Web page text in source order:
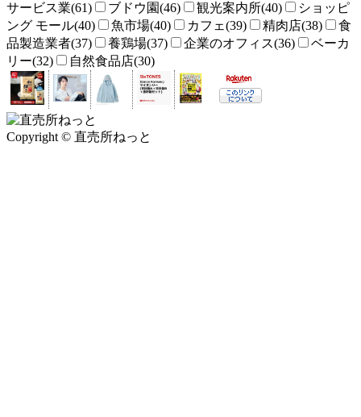
サービス業(61)
ブドウ園(46) 観光案内所(40)
ショッピ
ング モール(40)
魚市場(40) カフェ(39) 精肉店(38)
食
品製造業者(37)
養鶏場(37) 企業のオフィス(36)
ベーカ
リー(32)
自然食品店(30)
Copyright © 直売所ねっと